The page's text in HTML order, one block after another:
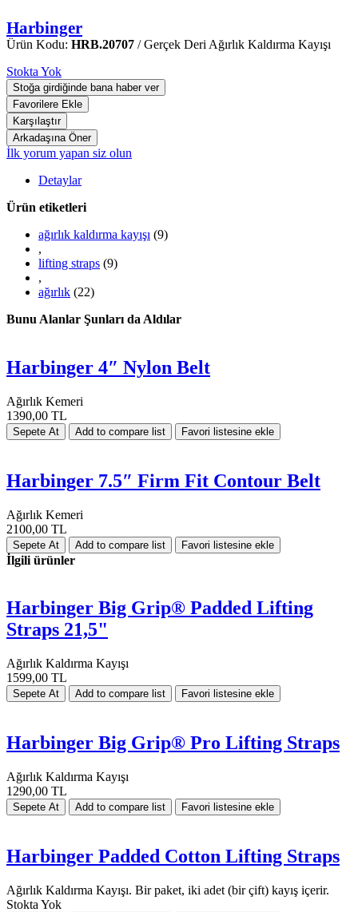
Harbinger
Ürün Kodu: HRB.20707 / Gerçek Deri Ağırlık Kaldırma Kayışı
Stokta Yok
İlk yorum yapan siz olun
Detaylar
Ürün etiketleri
ağırlık kaldırma kayışı (9)
,
lifting straps (9)
,
ağırlık (22)
Bunu Alanlar Şunları da Aldılar
Harbinger 4″ Nylon Belt
Ağırlık Kemeri
1390,00 TL
Harbinger 7.5″ Firm Fit Contour Belt
Ağırlık Kemeri
2100,00 TL
İlgili ürünler
Harbinger Big Grip® Padded Lifting
Straps 21,5"
Ağırlık Kaldırma Kayışı
1599,00 TL
Harbinger Big Grip® Pro Lifting Straps
Ağırlık Kaldırma Kayışı
1290,00 TL
Harbinger Padded Cotton Lifting Straps
Ağırlık Kaldırma Kayışı. Bir paket, iki adet (bir çift) kayış içerir.
Stokta Yok